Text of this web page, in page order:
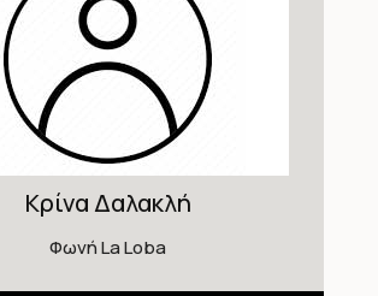
Κρίνα Δαλακλή
Φωνή La Loba